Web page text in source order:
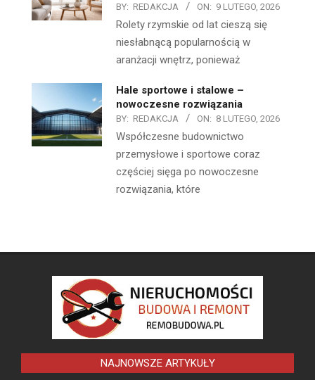
BY: REDAKCJA ON: 9 LUTEGO, 2026
Rolety rzymskie od lat cieszą się
niesłabnącą popularnością w
aranżacji wnętrz, ponieważ
Hale sportowe i stalowe –
nowoczesne rozwiązania
BY: REDAKCJA ON: 8 LUTEGO, 2026
Współczesne budownictwo
przemysłowe i sportowe coraz
częściej sięga po nowoczesne
rozwiązania, które
NAJNOWSZE ARTYKUŁY